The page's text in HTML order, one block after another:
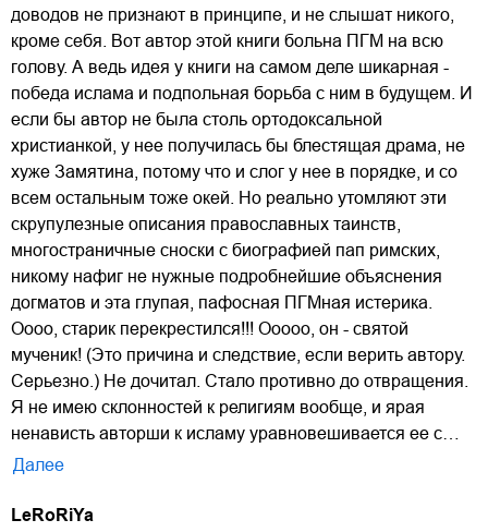
доводов не признают в принципе, и не слышат никого,
кроме себя. Вот автор этой книги больна ПГМ на всю
голову. А ведь идея у книги на самом деле шикарная -
победа ислама и подпольная борьба с ним в будущем. И
если бы автор не была столь ортодоксальной
христианкой, у нее получилась бы блестящая драма, не
хуже Замятина, потому что и слог у нее в порядке, и со
всем остальным тоже окей. Но реально утомляют эти
скрупулезные описания православных таинств,
многостраничные сноски с биографией пап римских,
никому нафиг не нужные подробнейшие объяснения
догматов и эта глупая, пафосная ПГМная истерика.
Оооо, старик перекрестился!!! Ооооо, он - святой
мученик! (Это причина и следствие, если верить автору.
Серьезно.) Не дочитал. Стало противно до отвращения.
Я не имею склонностей к религиям вообще, и ярая
ненависть авторши к исламу уравновешивается ее с…
Далее
LeRoRiYa